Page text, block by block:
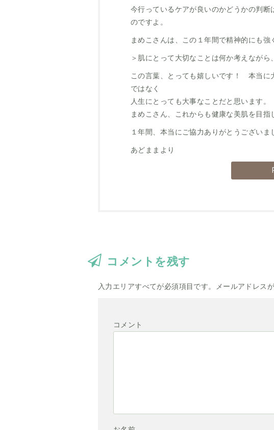
今行っているケアが良いのかどうかの判
のですよ。
まめこさんは、この１年間で精神的にも
＞肌にとって大切なことは何か考えながら
この言葉、とっても嬉しいです！ 本当に
ではなく
人生にとっても大事なことだと思います。
まめこさん、これからも健康な美肌を目
１年間、本当にご協力ありがとうございま
あどままより
コメントを残す
入力エリアすべてが必須項目です。メールアドレス
コメント